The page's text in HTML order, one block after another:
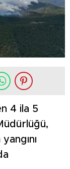
4 ila 5